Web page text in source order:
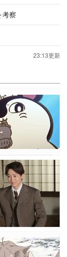
考察
23:13更新